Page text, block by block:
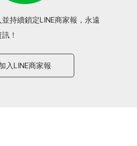
持續鎖定LINE商家報，永遠
！
入LINE商家報